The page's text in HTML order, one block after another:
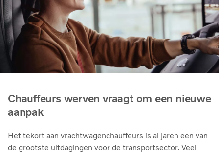
Chauffeurs werven vraagt om een nieuwe
aanpak
Het tekort aan vrachtwagenchauffeurs is al jaren een van
de grootste uitdagingen voor de transportsector. Veel